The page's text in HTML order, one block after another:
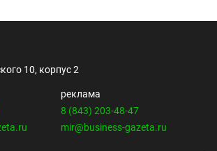
10, корпус 2
реклама
8 (843) 203-48-47
mir@business-gazeta.ru